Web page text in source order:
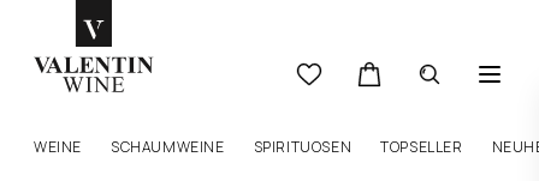
WEINE SCHAUMWEINE SPIRITUOSEN TOPSELLER